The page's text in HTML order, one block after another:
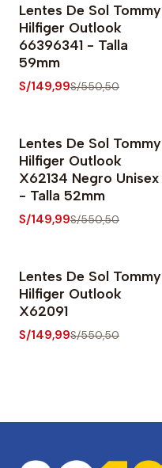
-73% OFF
Lentes De Sol Tommy
Hilfiger Outlook
66396341 - Talla
59mm
S/149,99S/550,50
-73% OFF
Lentes De Sol Tommy
Hilfiger Outlook
X62134 Negro Unisex
- Talla 52mm
S/149,99S/550,50
-73% OFF
Lentes De Sol Tommy
Hilfiger Outlook
X62091
S/149,99S/550,50